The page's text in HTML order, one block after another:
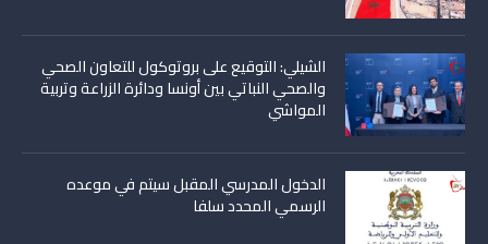
الشيلي: التوقيع على بروتوكول للتعاون الصحي
والصحي النباتي بين أونسا ودائرة الزراعة وتربية
المواشي
الدخول المدرسي المقبل سیتم في موعده
الرسمي المحدد سلفا